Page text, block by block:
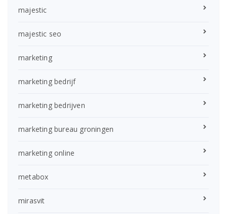
majestic
majestic seo
marketing
marketing bedrijf
marketing bedrijven
marketing bureau groningen
marketing online
metabox
mirasvit